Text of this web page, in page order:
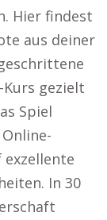
Hier findest
aus deiner
gezielt
Spiel
In 30